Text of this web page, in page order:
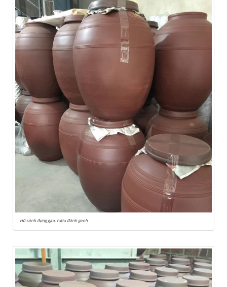
Hũ sành đựng gạo, rượu đánh ganh